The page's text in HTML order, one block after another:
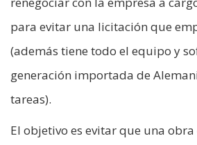
para evitar una licitación que
(además tiene todo el equipo y
generación importada de
tareas).
El objetivo es evitar que una